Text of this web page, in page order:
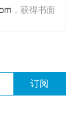
，获得书面
订阅